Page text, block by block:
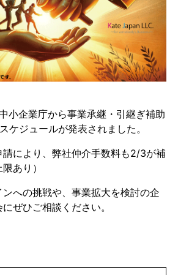
小企業庁から事業承継・引継ぎ補助
ケジュールが発表されました。
請により、弊社仲介手数料も2/3が補
あり）
への挑戦や、事業拡大を検討の企
ぜひご相談ください。